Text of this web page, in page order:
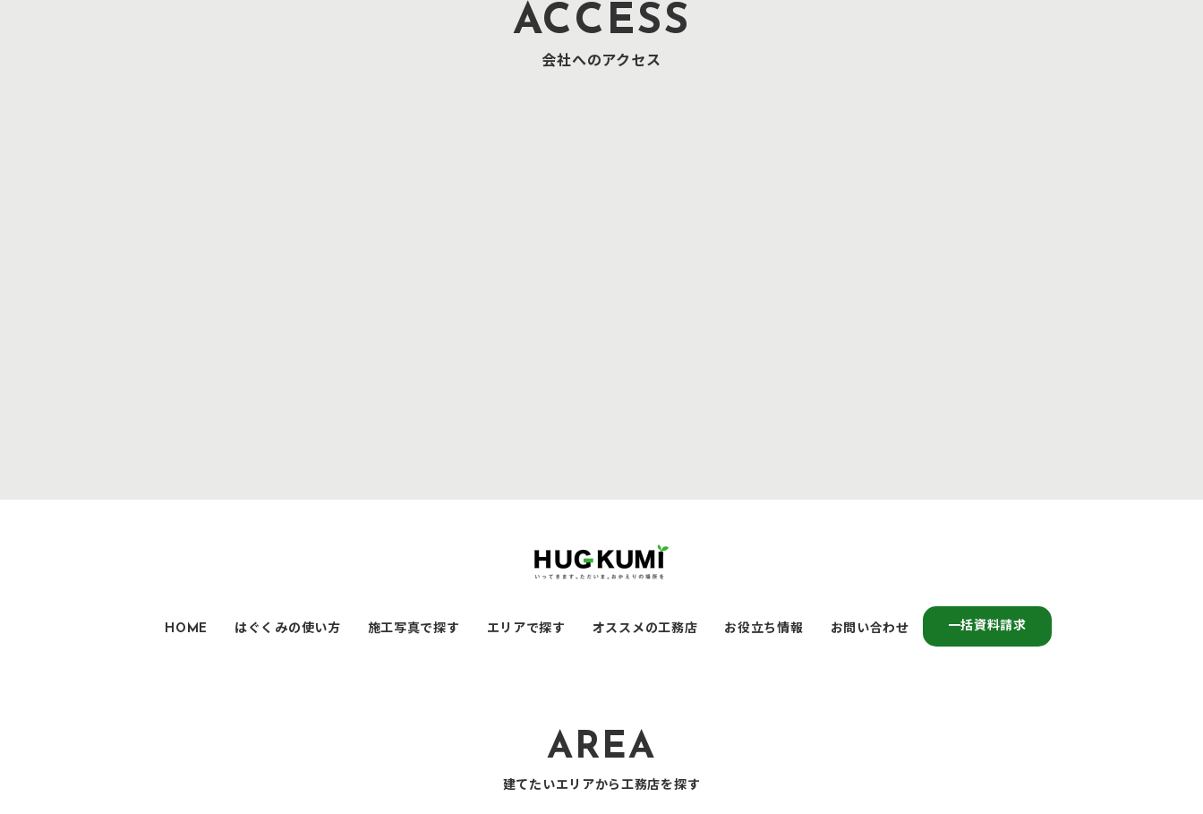
ACCESS
会社へのアクセス
HOME はぐくみの使い方 施工写真で探す エリアで探す オススメの工務店 お役立ち情報 お問い合わせ 一括資料請求
AREA
建てたいエリアから工務店を探す